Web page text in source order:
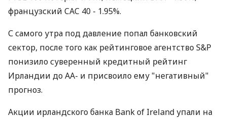
французский CAC 40 - 1.95%.
С самого утра под давление попал банковский
сектор, после того как рейтинговое агентство S&P
понизило суверенный кредитный рейтинг
Ирландии до АА- и присвоило ему "негативный"
прогноз.
Акции ирландского банка Bank of Ireland упали на